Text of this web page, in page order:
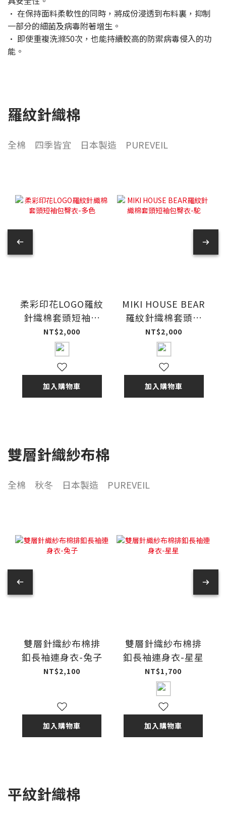
· 在保持面料柔軟性的同時，將成份浸透到布料裏，抑制
一部分的細菌及病毒附著增生。
· 即使重複洗滌50次，也能持續較高的防禦病毒侵入的功
能。
羅紋針織棉
全棉 四季皆宜 日本製造 PUREVEIL
柔彩印花LOGO羅紋
針織棉套頭短袖包
臀衣-多色
NT$2,000
加入購物車
MIKI HOUSE BEAR
羅紋針織棉套頭短
袖包臀衣-駝
NT$2,000
加入購物車
雙層針織紗布棉
全棉 秋冬 日本製造 PUREVEIL
雙層針織紗布棉排
釦長袖連身衣-兔子
NT$2,100
加入購物車
雙層針織紗布棉排
釦長袖連身衣-星星
NT$1,700
加入購物車
平紋針織棉